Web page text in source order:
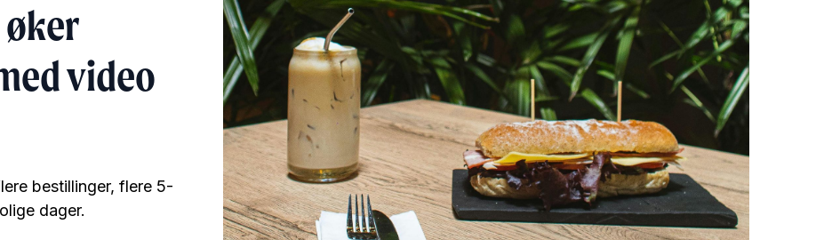
video
bestillinger, flere 5-
dager.